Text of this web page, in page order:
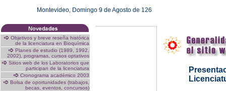
Montevideo, Domingo 9 de Agosto de 126
Objetivos y breve reseña histórica
de la licenciatura en Bioquímica
Planes de estudio (1989, 1992,
2002), programas, cursos optativos
Sitios web de los Laboratorios que
participan de la licenciatura
Cronograma académico 2003
Bolsa de oportunidades (trabajos,
becas, eventos, concursos)